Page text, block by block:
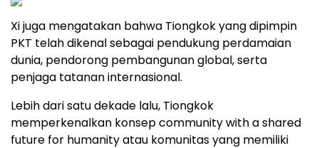
Xi juga mengatakan bahwa Tiongkok yang dipimpin
PKT telah dikenal sebagai pendukung perdamaian
dunia, pendorong pembangunan global, serta
penjaga tatanan internasional.
Lebih dari satu dekade lalu, Tiongkok
memperkenalkan konsep community with a shared
future for humanity atau komunitas yang memiliki